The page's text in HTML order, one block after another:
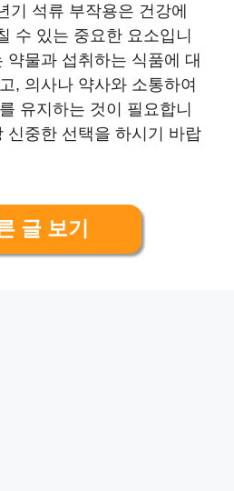
기 석류 부작용은 건강에
수 있는 중요한 요소입니
약물과 섭취하는 식품에 대
, 의사나 약사와 소통하여
유지하는 것이 필요합니
신중한 선택을 하시기 바랍
글 보기